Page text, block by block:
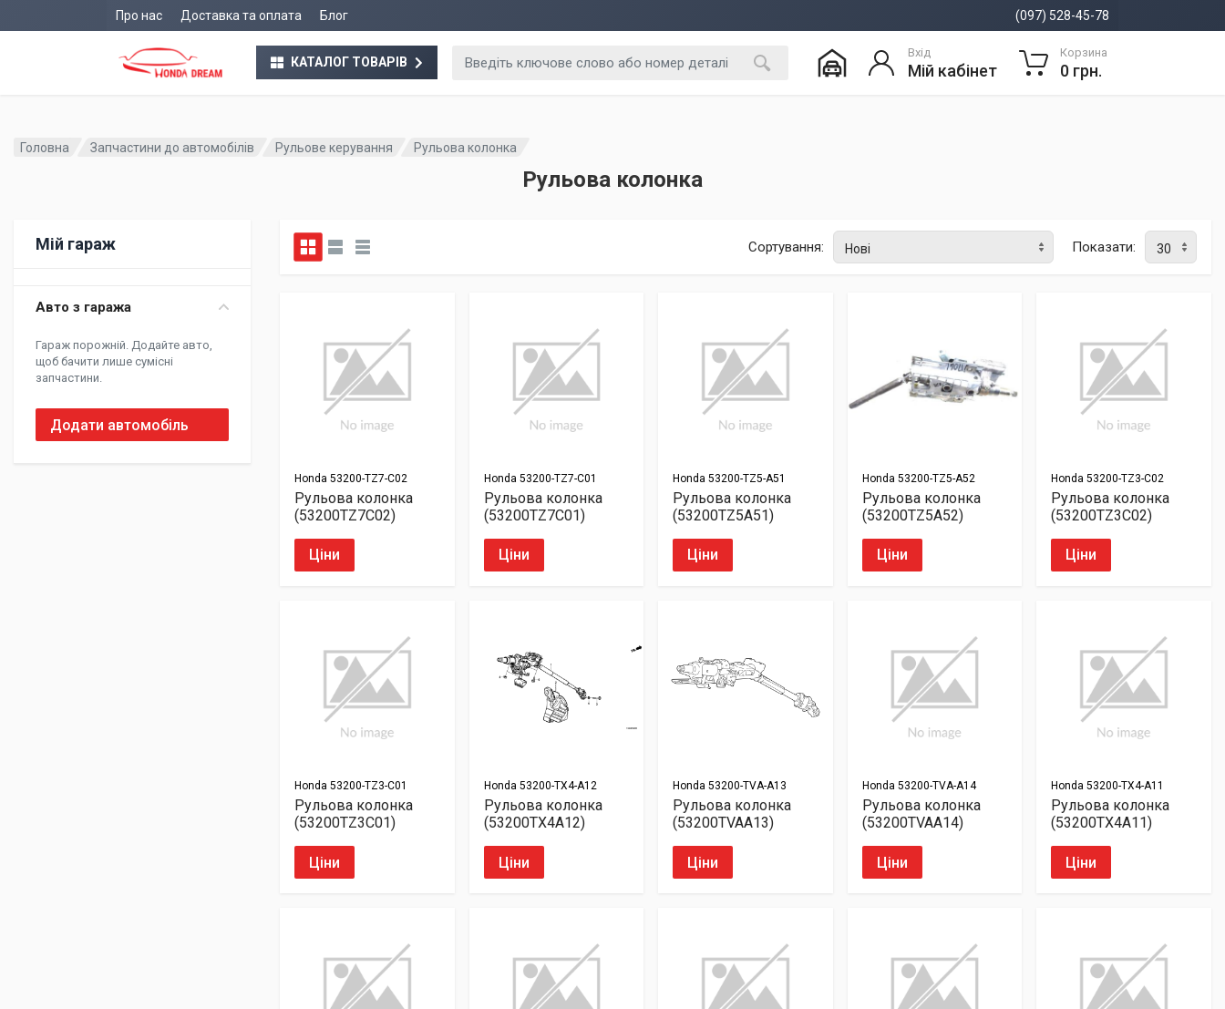
Про нас Доставка та оплата Блог (097) 528-45-78
КАТАЛОГ ТОВАРІВ
Вхід
Мій кабінет
Корзина
0 грн.
Головна Запчастини до автомобілів Рульове керування Рульова колонка
Рульова колонка
Мій гараж
Авто з гаража
Гараж порожній. Додайте авто,
щоб бачити лише сумісні
запчастини.
Додати автомобіль
Сортування: Показати:
Honda 53200-TZ7-C02
Рульова колонка
(53200TZ7C02)
Ціни
Honda 53200-TZ7-C01
Рульова колонка
(53200TZ7C01)
Ціни
Honda 53200-TZ5-A51
Рульова колонка
(53200TZ5A51)
Ціни
Honda 53200-TZ5-A52
Рульова колонка
(53200TZ5A52)
Ціни
Honda 53200-TZ3-C02
Рульова колонка
(53200TZ3C02)
Ціни
Honda 53200-TZ3-C01
Рульова колонка
(53200TZ3C01)
Ціни
Honda 53200-TX4-A12
Рульова колонка
(53200TX4A12)
Ціни
Honda 53200-TVA-A13
Рульова колонка
(53200TVAA13)
Ціни
Honda 53200-TVA-A14
Рульова колонка
(53200TVAA14)
Ціни
Honda 53200-TX4-A11
Рульова колонка
(53200TX4A11)
Ціни